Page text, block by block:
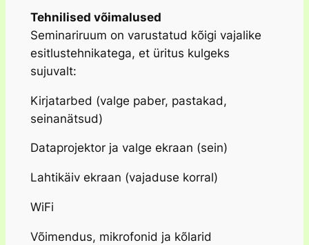
Tehnilised võimalused
Seminariruum on varustatud kõigi vajalike
esitlustehnikatega, et üritus kulgeks
sujuvalt:
Kirjatarbed (valge paber, pastakad,
seinanätsud)
Dataprojektor ja valge ekraan (sein)
Lahtikäiv ekraan (vajaduse korral)
WiFi
Võimendus, mikrofonid ja kõlarid